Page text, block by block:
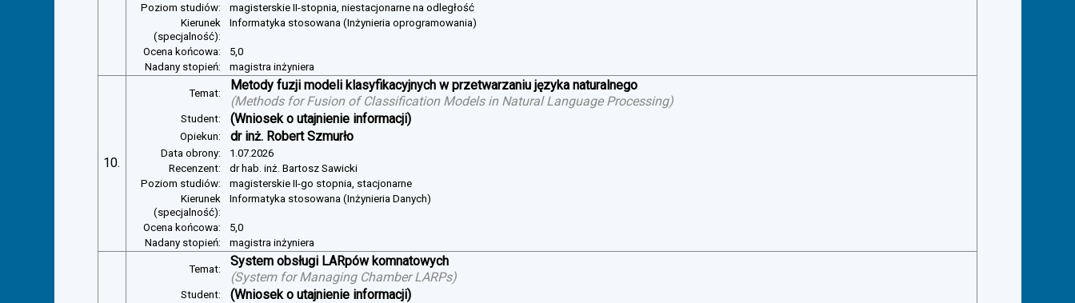
Poziom studiów:
magisterskie II-stopnia, niestacjonarne na odległość
Kierunek
(specjalność):
Informatyka stosowana (Inżynieria oprogramowania)
Ocena końcowa:
5,0
Nadany stopień:
magistra inżyniera
10.
Temat:
Metody fuzji modeli klasyfikacyjnych w przetwarzaniu języka naturalnego
(Methods for Fusion of Classification Models in Natural Language Processing)
Student: (Wniosek o utajnienie informacji)
Opiekun: dr inż. Robert Szmurło
Data obrony:
1.07.2026
Recenzent:
dr hab. inż. Bartosz Sawicki
Poziom studiów:
magisterskie II-go stopnia, stacjonarne
Kierunek
(specjalność):
Informatyka stosowana (Inżynieria Danych)
Ocena końcowa:
5,0
Nadany stopień:
magistra inżyniera
Temat:
System obsługi LARpów komnatowych
(System for Managing Chamber LARPs)
Student: (Wniosek o utajnienie informacji)